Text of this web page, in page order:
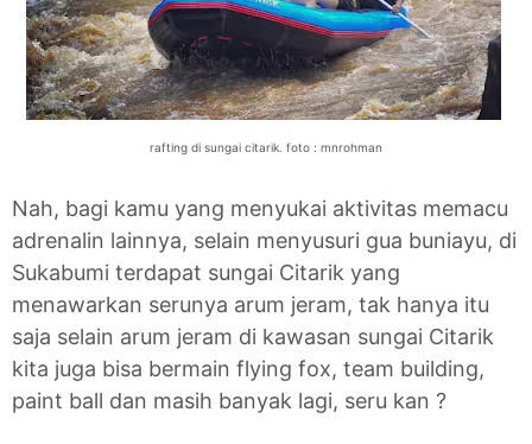
rafting di sungai citarik. foto : mnrohman
Nah, bagi kamu yang menyukai aktivitas memacu
adrenalin lainnya, selain menyusuri gua buniayu, di
Sukabumi terdapat sungai Citarik yang
menawarkan serunya arum jeram, tak hanya itu
saja selain arum jeram di kawasan sungai Citarik
kita juga bisa bermain flying fox, team building,
paint ball dan masih banyak lagi, seru kan ?